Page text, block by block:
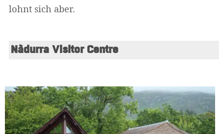
lohnt sich aber.
Nàdurra Visitor Centre